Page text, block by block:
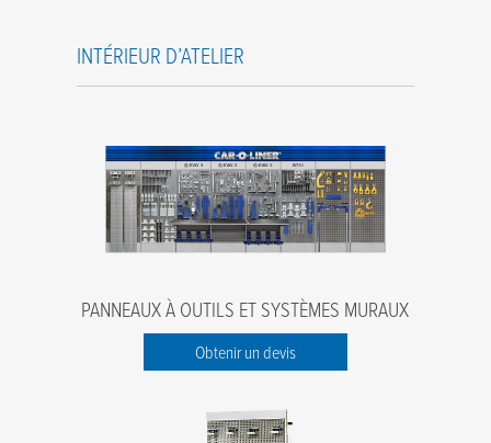
INTÉRIEUR D’ATELIER
PANNEAUX À OUTILS ET SYSTÈMES MURAUX
Obtenir un devis